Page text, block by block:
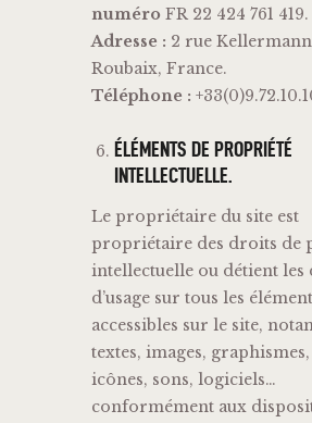
numéro FR 22 424 761 419.
Adresse : 2 rue
Roubaix, France.
Téléphone :
ÉLÉMENTS DE PROPRIÉTÉ
INTELLECTUELLE.
Le propriétaire du site est
propriétaire des droits de
intellectuelle ou détient les
d’usage sur tous les
accessibles sur le site,
textes, images,
icônes, sons, logiciels…
conformément aux